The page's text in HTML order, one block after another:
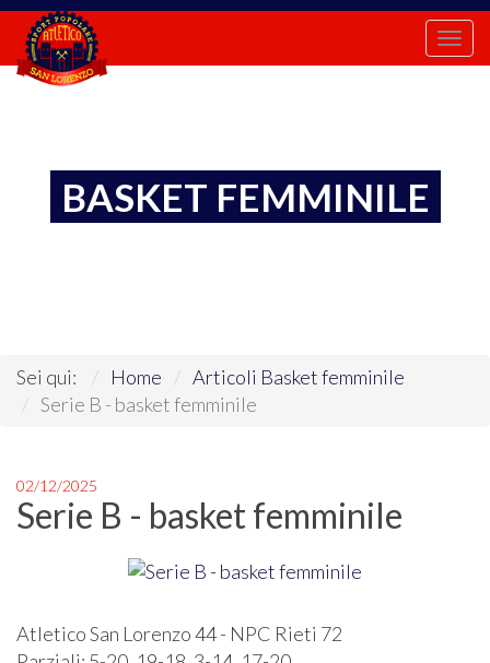
BASKET FEMMINILE
Sei qui: Home
Articoli Basket femminile
Serie B - basket femminile
02/12/2025
Serie B - basket femminile
Atletico San Lorenzo 44 - NPC Rieti 72